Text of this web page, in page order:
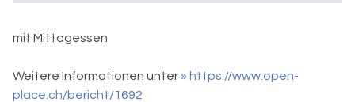
mit Mittagessen
Weitere Informationen unter » https://www.open-
place.ch/bericht/1692